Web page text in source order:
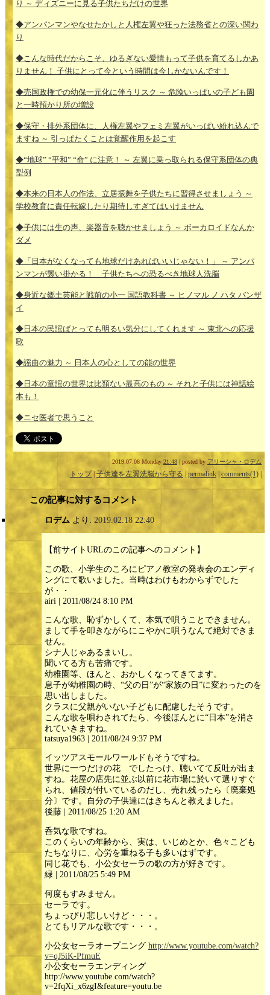
り ～ ディズニーに見る子供たちだけの世界
◆アンパンマンやなせたかしと人権左翼や狂った法務省との深い関わ
り
◆こんな時代だからこそ、ゆるぎない愛情もって子供を育てるしかあ
りません！ 子供にとって今という時間は今しかないんです！
◆売国政権での幼保一元化に伴うリスク ～ 危険いっぱいの子ども園
と一時預かり所の増設
◆保守・排外系団体に、人権左翼やフェミ左翼がいっぱい紛れ込んで
ますね ～ 引っぱたくことは覚醒作用を起こす
◆“地球” “平和” “命” に注意！ ～ 左翼に乗っ取られる保守系団体の典
型例
◆本来の日本人の作法、立居振舞を子供たちに習得させましょう ～
学校教育に責任転嫁したり期待しすぎてはいけません
◆子供には生の声、楽器音を聴かせましょう ～ ボーカロイドなんか
ダメ
◆「日本がなくなっても地球だけあればいいじゃない！」 ～ アンパ
ンマンが襲い掛かる！ 子供たちへの恐るべき地球人洗脳
◆身近な郷土芸能と戦前の小一 国語教科書 ～ ヒノマル ノ ハタ バンザ
イ
◆日本の民謡ばとっても明るい気分にしてくれます ～ 東北への応援
歌
◆謡曲の魅力 ～ 日本人の心としての能の世界
◆日本の童謡の世界は比類ない最高のもの ～ それと子供には神話絵
本も！
◆ニセ医者で思うこと
2019.07.08 Monday 21:48 | posted by アリーシャ・ロデム
トップ| 子供達を左翼洗脳から守る permalink comments(1)
この記事に対するコメント
ロデム より: 2019.02.18 22:40
【前サイトURLのこの記事へのコメント】
この歌、小学生のころにピアノ教室の発表会のエンディ
ングにて歌いました。当時はわけもわからずでした
が・・
airi | 2011/08/24 8:10 PM
こんな歌、恥ずかしくて、本気で唄うことできません。
まして手を叩きながらにこやかに唄うなんて絶対できま
せん。
シナ人じゃあるまいし。
聞いてる方も苦痛です。
幼稚園等、ほんと、おかしくなってきてます。
息子が幼稚園の時、“父の日”が“家族の日”に変わったのを
思い出しました。
クラスに父親がいない子どもに配慮したそうです。
こんな歌を唄わされてたら、今後ほんとに“日本”を消さ
れていきますね。
tatsuya1963 | 2011/08/24 9:37 PM
イッツアスモールワールドもそうですね。
世界に一つだけの花 でしたっけ、聴いてて反吐が出ま
すね。花屋の店先に並ぶ以前に花市場に於いて選りすぐ
られ、値段が付いているのだし、売れ残ったら〔廃棄処
分〕です。自分の子供達にはきちんと教えました。
後藤 | 2011/08/25 1:20 AM
呑気な歌ですね。
このくらいの年齢から、実は、いじめとか、色々こども
たちなりに、心労を重ねる子も多いはずです。
同じ花でも、小公女セーラの歌の方が好きです。
緑 | 2011/08/25 5:49 PM
何度もすみません。
セーラです。
ちょっぴり悲しいけど・・・。
とてもリアルな歌です・・・。
小公女セーラオープニング http://www.youtube.com/watch?
v=qJ5iK-PfmuE
小公女セーラエンディング
http://www.youtube.com/watch?
v=2fqXi_x6zgI&feature=youtu.be